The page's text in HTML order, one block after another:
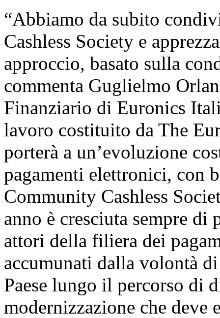
“Abbiamo da subito
Cashless Society e
approccio, basato sulla
commenta Guglielmo
Finanziario di Euronics
lavoro costituito da The
porterà a un’evoluzione
pagamenti elettronici, con
Community Cashless
anno è cresciuta sempre
attori della filiera dei
accumunati dalla volontà
Paese lungo il percorso di
modernizzazione che deve